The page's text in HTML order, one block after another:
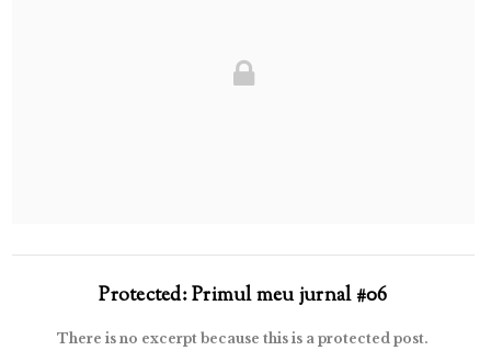
Protected: Primul meu jurnal #06
There is no excerpt because this is a protected post.